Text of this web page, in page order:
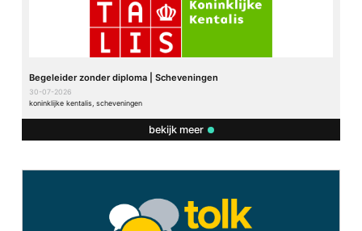
Begeleider zonder diploma | Scheveningen
30-07-2026
koninklijke kentalis, scheveningen
bekijk meer